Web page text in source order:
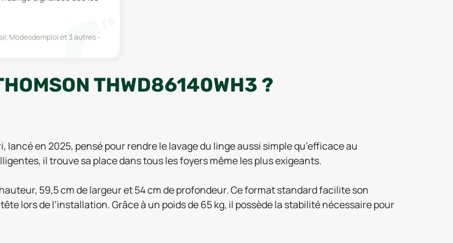
Modesdemploiet 3 autres
THWD86140WH3 ?
en 2025, pensé pour rendre le lavage du linge aussi simple qu’efficace au
il trouve sa place dans tous les foyers même les plus exigeants.
59,5 cm de largeur et 54 cm de profondeur. Ce format standard facilite son
lors de l’installation. Grâce à un poids de 65 kg, il possède la stabilité nécessaire pour